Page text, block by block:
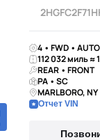
4 • FWD •
112 032 миль ≈
REAR • FRONT
PA • SC
MARLBORO, NY
Отчет VIN